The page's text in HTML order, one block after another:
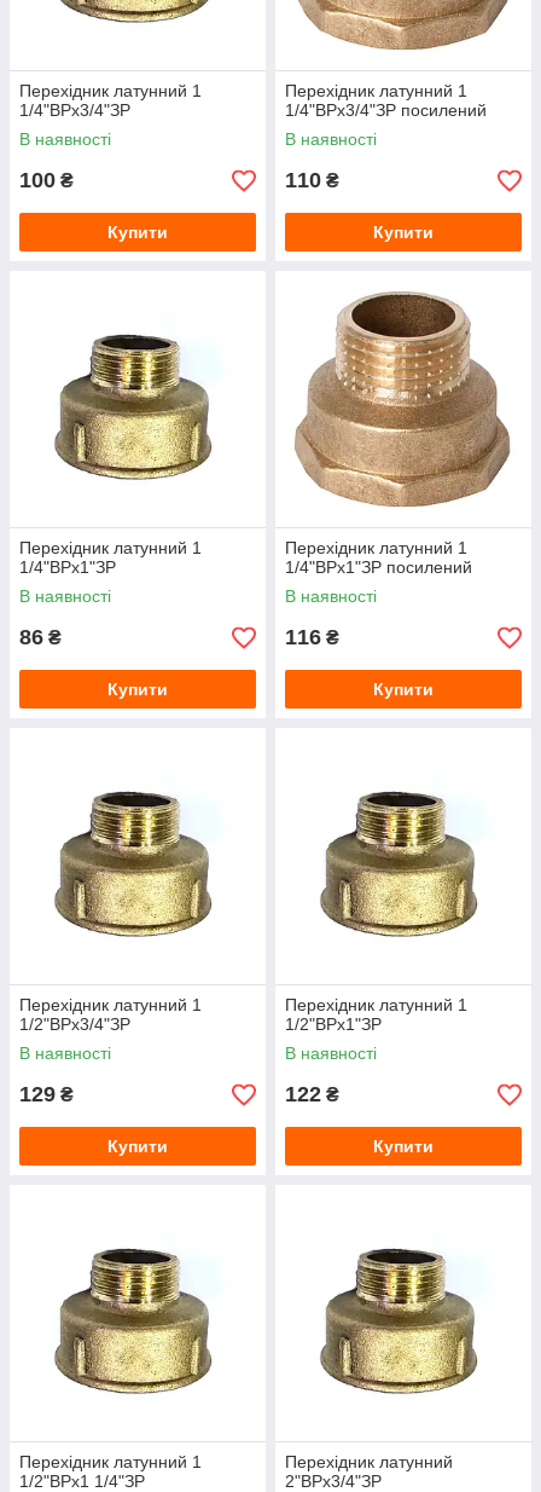
Перехідник латунний 1
1/4"ВРх3/4"ЗР
В наявності
100 ₴
Купити
Перехідник латунний 1
1/4"ВРх3/4"ЗР посилений
В наявності
110 ₴
Купити
Перехідник латунний 1
1/4"ВРх1"ЗР
В наявності
86 ₴
Купити
Перехідник латунний 1
1/4"ВРх1"ЗР посилений
В наявності
116 ₴
Купити
Перехідник латунний 1
1/2"ВРх3/4"ЗР
В наявності
129 ₴
Купити
Перехідник латунний 1
1/2"ВРх1"ЗР
В наявності
122 ₴
Купити
Перехідник латунний 1
1/2"ВРх1 1/4"ЗР
Перехідник латунний
2"ВРх3/4"ЗР